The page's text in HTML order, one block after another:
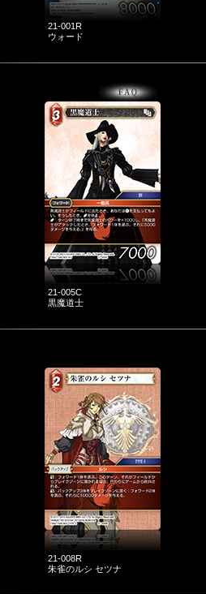
21-001R
ウォード
21-005C
黒魔道士
21-008R
朱雀のルシ セツナ